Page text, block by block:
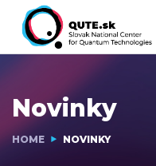
Novinky
HOME NOVINKY